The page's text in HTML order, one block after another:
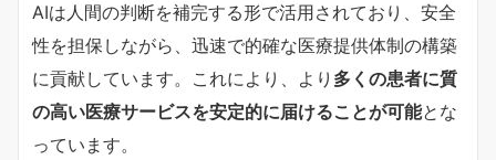
AIは人間の判断を補完する形で活用されており、安全
性を担保しながら、迅速で的確な医療提供体制の構築
に貢献しています。これにより、より 多くの患者に質
の高い医療サービスを安定的に届けることが可能とな
っています。